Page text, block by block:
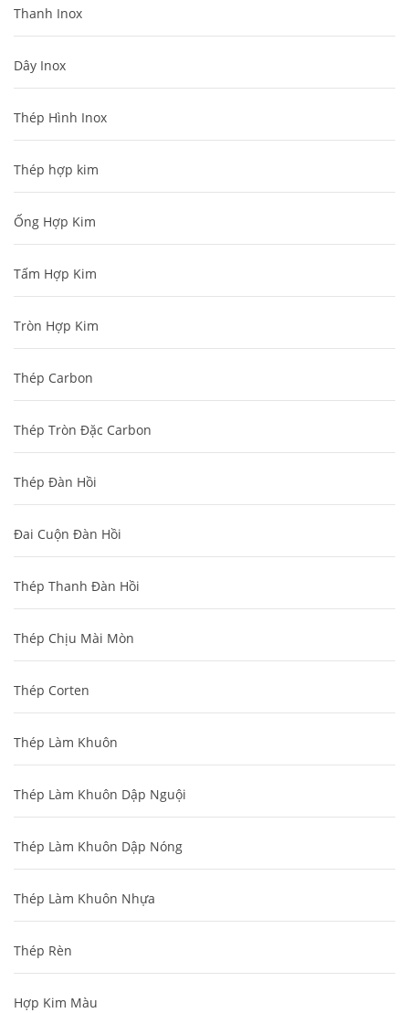
Thanh Inox
Dây Inox
Thép Hình Inox
Thép hợp kim
Ống Hợp Kim
Tấm Hợp Kim
Tròn Hợp Kim
Thép Carbon
Thép Tròn Đặc Carbon
Thép Đàn Hồi
Đai Cuộn Đàn Hồi
Thép Thanh Đàn Hồi
Thép Chịu Mài Mòn
Thép Corten
Thép Làm Khuôn
Thép Làm Khuôn Dập Nguội
Thép Làm Khuôn Dập Nóng
Thép Làm Khuôn Nhựa
Thép Rèn
Hợp Kim Màu